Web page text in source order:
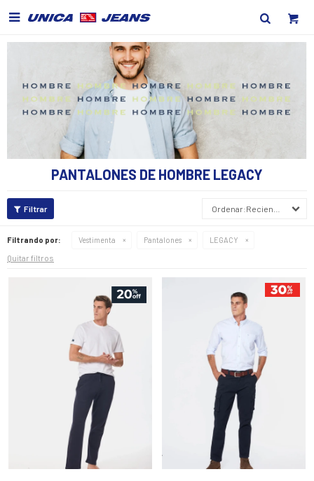

PANTALONES DE HOMBRE LEGACY
Recientes
Filtrando por: Vestimenta Pantalones LEGACY
Quitar filtros